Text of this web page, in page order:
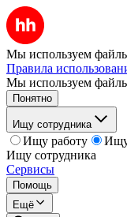
Мы используем файлы
Правила
Мы используем
Понятно
Ищу сотрудника
Ищу работу
Ищу
Ищу сотрудника
Сервисы
Помощь
Ещё